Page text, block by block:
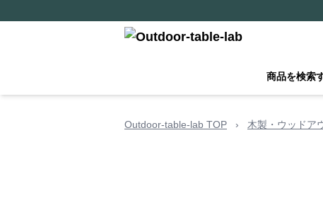
商品を検索
Outdoor-table-lab TOP › 木製・ウッドア